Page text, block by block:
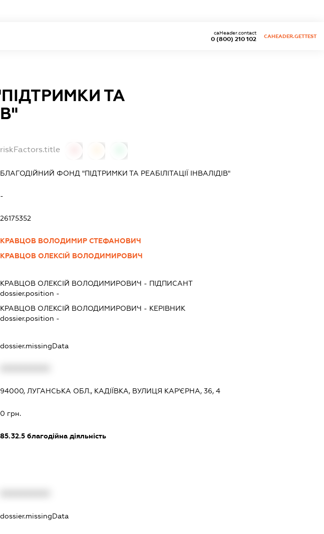
0 (800) 210 102
caHeader.contact
CAHEADER.GETTEST
ТА
riskFactors.title
БЛАГОДІЙНИЙ ФОНД "ПІДТРИМКИ ТА РЕАБІЛІТАЦІЇ ІНВАЛІДІВ"
-
26175352
КРАВЦОВ ВОЛОДИМИР СТЕФАНОВИЧ
КРАВЦОВ ОЛЕКСІЙ ВОЛОДИМИРОВИЧ
КРАВЦОВ ОЛЕКСІЙ ВОЛОДИМИРОВИЧ - ПІДПИСАНТ
dossier.position -
КРАВЦОВ ОЛЕКСІЙ ВОЛОДИМИРОВИЧ - КЕРІВНИК
dossier.position -
dossier.missingData
94000, ЛУГАНСЬКА ОБЛ., КАДІЇВКА, ВУЛИЦЯ КАР'ЄРНА, 36, 4
0 грн.
85.32.5 благодійна діяльність
dossier.missingData